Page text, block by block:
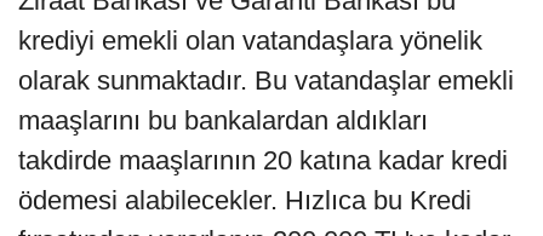
krediyi emekli olan vatandaşlara yönelik
olarak sunmaktadır. Bu vatandaşlar emekli
maaşlarını bu bankalardan aldıkları
takdirde maaşlarının 20 katına kadar kredi
ödemesi alabilecekler. Hızlıca bu Kredi